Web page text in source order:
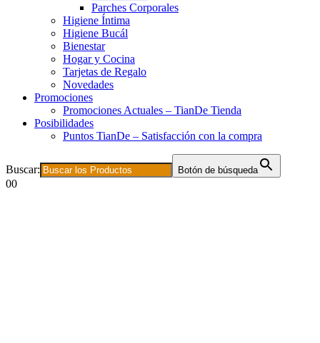
Parches Corporales
Higiene Íntima
Higiene Bucál
Bienestar
Hogar y Cocina
Tarjetas de Regalo
Novedades
Promociones
Promociones Actuales – TianDe Tienda
Posibilidades
Puntos TianDe – Satisfacción con la compra
Buscar: Botón de búsqueda
00